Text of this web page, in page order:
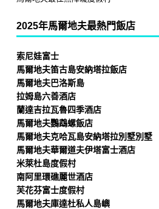
2025年馬爾地夫最熱門飯店
索尼娃富士
馬爾地夫笛古島安納塔拉飯店
馬爾地夫巴洛斯島
拉姆島六善酒店
蘭達吉拉瓦魯四季酒店
馬爾地夫鸚鵡螺飯店
馬爾地夫克哈瓦島安納塔拉別墅別墅
馬爾地夫華爾道夫伊塔富士酒店
米萊杜島度假村
南阿里環礁麗世酒店
芙花芬富士度假村
馬爾地夫庫達杜私人島嶼